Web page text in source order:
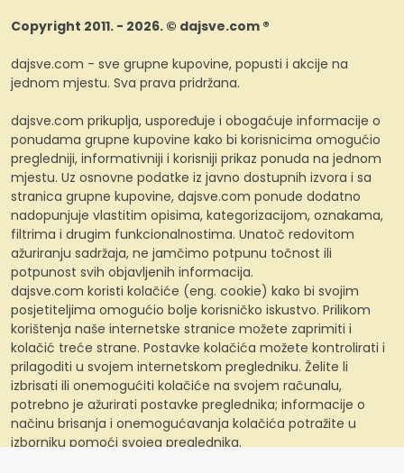
Copyright 2011. - 2026. © dajsve.com ®
dajsve.com - sve grupne kupovine, popusti i akcije na
jednom mjestu. Sva prava pridržana.
dajsve.com prikuplja, uspoređuje i obogaćuje informacije o
ponudama grupne kupovine kako bi korisnicima omogućio
pregledniji, informativniji i korisniji prikaz ponuda na jednom
mjestu. Uz osnovne podatke iz javno dostupnih izvora i sa
stranica grupne kupovine, dajsve.com ponude dodatno
nadopunjuje vlastitim opisima, kategorizacijom, oznakama,
filtrima i drugim funkcionalnostima. Unatoč redovitom
ažuriranju sadržaja, ne jamčimo potpunu točnost ili
potpunost svih objavljenih informacija.
dajsve.com koristi kolačiće (eng. cookie) kako bi svojim
posjetiteljima omogućio bolje korisničko iskustvo. Prilikom
korištenja naše internetske stranice možete zaprimiti i
kolačić treće strane. Postavke kolačića možete kontrolirati i
prilagoditi u svojem internetskom pregledniku. Želite li
izbrisati ili onemogućiti kolačiće na svojem računalu,
potrebno je ažurirati postavke preglednika; informacije o
načinu brisanja i onemogućavanja kolačića potražite u
izborniku pomoći svojeg preglednika.